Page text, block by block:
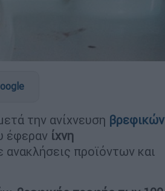
την ανίχνευση βρεφικών
έφεραν ίχνη
προϊόντων και